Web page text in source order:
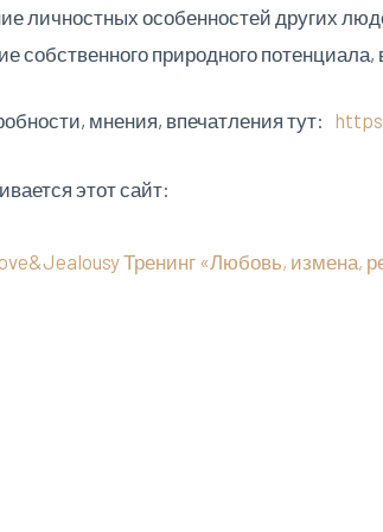
личностных особенностей других
собственного природного
мнения, впечатления тут:
этот сайт: